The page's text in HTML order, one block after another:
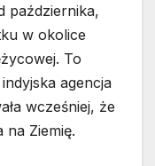
października,
w okolice
To
agencja
wcześniej, że
Ziemię.